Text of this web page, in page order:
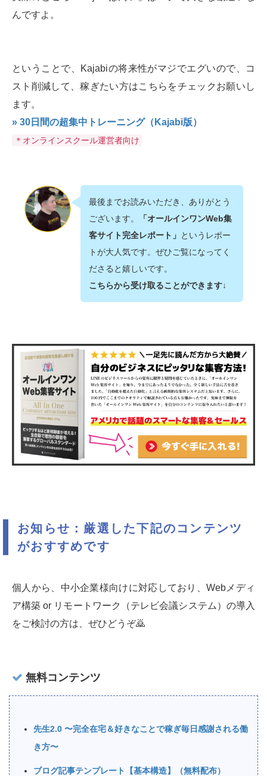
んですよ。
ということで、Kajabiの将来性がマジでエグいので、コ
スト削減して、稼ぎたい方はこちらをチェックお願いし
ます。
» 30日間の超集中トレーニング（Kajabi版）
＊オンラインスクール運営者向け
最後までお読みいただき、ありがとう
ございます。
「オールインワンWeb集
客サイト完全レポート」 というレポー
トが大人気です。ぜひご覧になってく
ださると嬉しいです。
こちらから受け取ることができます↓
お知らせ：厳選した下記のコンテンツ
がおすすめです
個人から、中小企業様向けに対応しており、Webメディ
ア構築 or リモートワーク（テレビ会議システム）の導入
をご検討の方は、ぜひどうぞ🙇‍
無料コンテンツ
先生2.0 〜完全在宅＆好きなことで稼ぎ毎日感謝される働
き方〜
ブログ記事テンプレート【基本構造】（無料配布）